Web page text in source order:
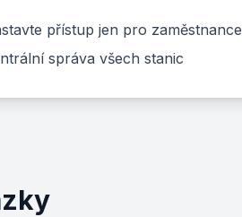
přístup jen pro zaměstnance
správa všech stanic